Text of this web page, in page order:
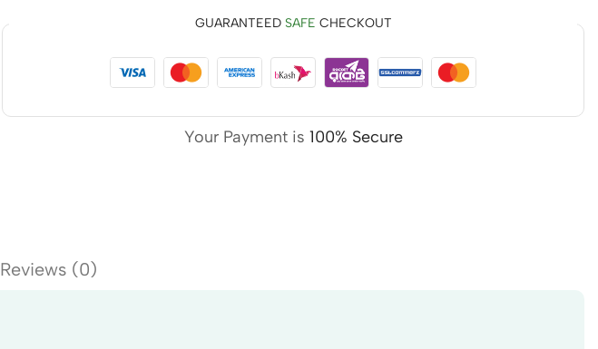
GUARANTEED SAFE CHECKOUT
Your Payment is 100% Secure
Reviews (0)